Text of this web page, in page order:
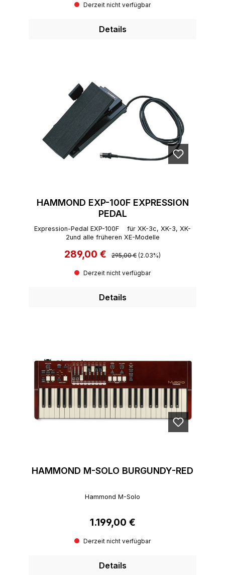
Derzeit nicht verfügbar
Details
HAMMOND EXP-100F EXPRESSION
PEDAL
Expression-Pedal EXP-100F für XK-3c, XK-3, XK-
2und alle früheren XE-Modelle
Verkaufspreis:
289,00 € Regulärer Preis:
295,00 € (2.03%)
Derzeit nicht verfügbar
Details
HAMMOND M-SOLO BURGUNDY-RED
Hammond M-Solo
Regulärer Preis:
1.199,00 €
Derzeit nicht verfügbar
Details